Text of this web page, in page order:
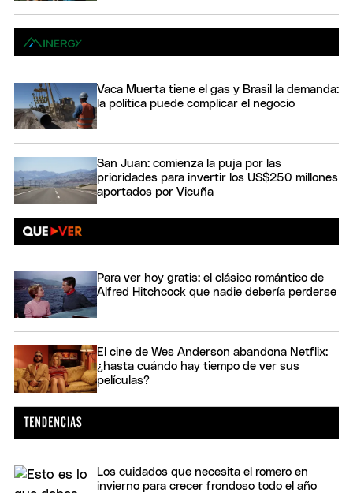
Vaca Muerta tiene el gas y Brasil la demanda:
la política puede complicar el negocio
San Juan: comienza la puja por las
prioridades para invertir los US$250 millones
aportados por Vicuña
Para ver hoy gratis: el clásico romántico de
Alfred Hitchcock que nadie debería perderse
El cine de Wes Anderson abandona Netflix:
¿hasta cuándo hay tiempo de ver sus
películas?
Los cuidados que necesita el romero en
invierno para crecer frondoso todo el año